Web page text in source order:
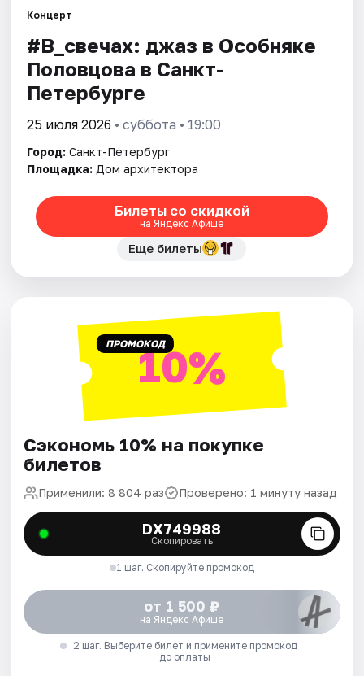
Города
Площадки
Артисты
Рейтинги
Концерт
#В_свечах: джаз в Особняке
Половцова в Санкт-
Петербурге
25 июля 2026 • суббота • 19:00
Город: Санкт-Петербург
Площадка: Дом архитектора
Билеты со скидкой
на Яндекс Афише
Еще билеты
ПРОМОКОД10%
Сэкономь 10% на покупке
билетов
Применили: 8 804 раз Проверено: 1 минуту назад
DX749988
Скопировать
1 шаг. Скопируйте промокод
от 1 500 ₽
на Яндекс Афише
2 шаг. Выберите билет и примените промокод
до оплаты